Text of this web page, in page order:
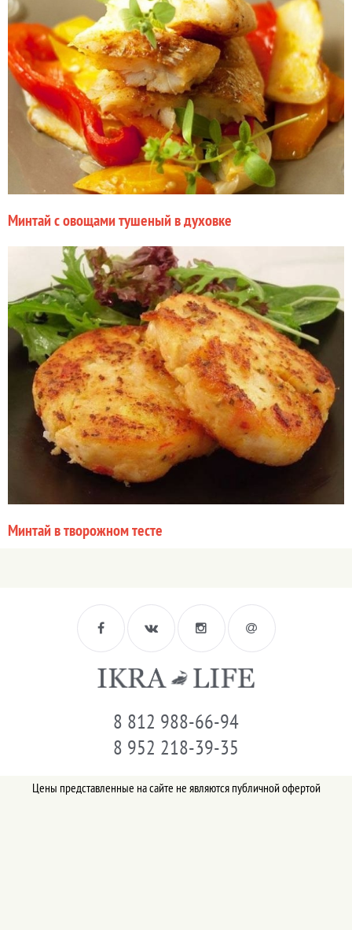
Минтай с овощами тушеный в духовке
Минтай в творожном тесте
8 812 988-66-94
8 952 218-39-35
Цены представленные на сайте не являются публичной офертой